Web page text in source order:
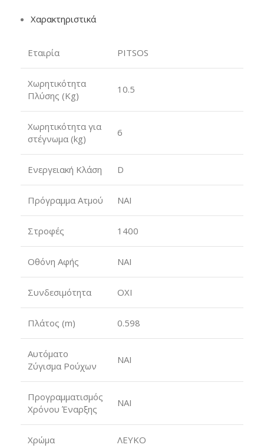
Χαρακτηριστικά
Εταιρία PITSOS
Χωρητικότητα
Πλύσης (Kg)
10.5
Χωρητικότητα για
στέγνωμα (kg)
6
Ενεργειακή Κλάση D
Πρόγραμμα Ατμού ΝΑΙ
Στροφές 1400
Οθόνη Αφής ΝΑΙ
Συνδεσιμότητα ΟΧΙ
Πλάτος (m) 0.598
Αυτόματο
Ζύγισμα Ρούχων
ΝΑΙ
Προγραμματισμός
Χρόνου Έναρξης
ΝΑΙ
Χρώμα ΛΕΥΚΟ